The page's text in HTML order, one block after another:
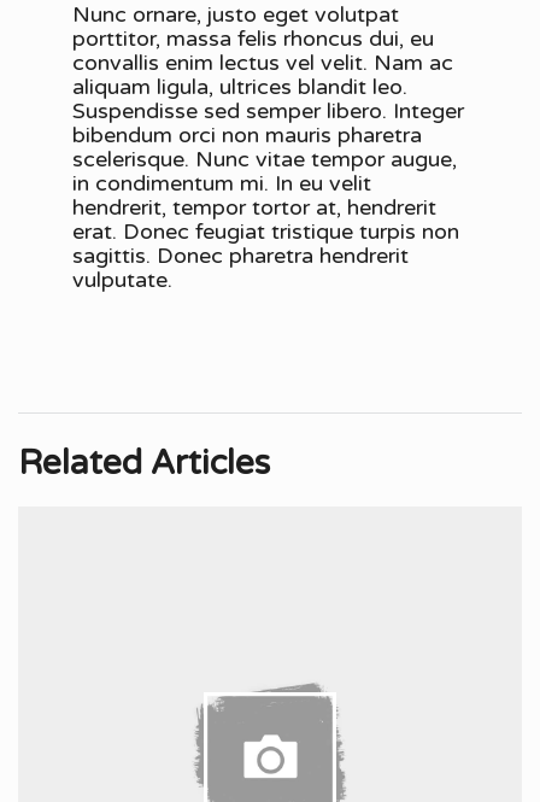
Nunc ornare, justo eget volutpat
porttitor, massa felis rhoncus dui, eu
convallis enim lectus vel velit. Nam ac
aliquam ligula, ultrices blandit leo.
Suspendisse sed semper libero. Integer
bibendum orci non mauris pharetra
scelerisque. Nunc vitae tempor augue,
in condimentum mi. In eu velit
hendrerit, tempor tortor at, hendrerit
erat. Donec feugiat tristique turpis non
sagittis. Donec pharetra hendrerit
vulputate.
Related Articles